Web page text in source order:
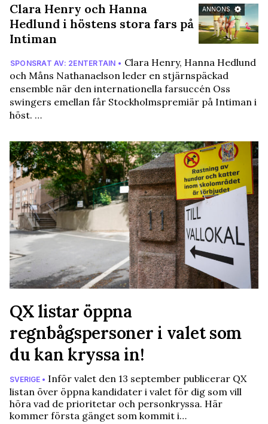
ANNONS
Clara Henry och Hanna
Hedlund i höstens stora fars på
Intiman
SPONSRAT AV: 2ENTERTAIN • Clara Henry, Hanna Hedlund
och Måns Nathanaelson leder en stjärnspäckad
ensemble när den internationella farsuccén Oss
swingers emellan får Stockholmspremiär på Intiman i
höst. …
QX listar öppna
regnbågspersoner i valet som
du kan kryssa in!
SVERIGE • Inför valet den 13 september publicerar QX
listan över öppna kandidater i valet för dig som vill
höra vad de prioritetar och personkryssa. Här
kommer första gänget som kommit i…